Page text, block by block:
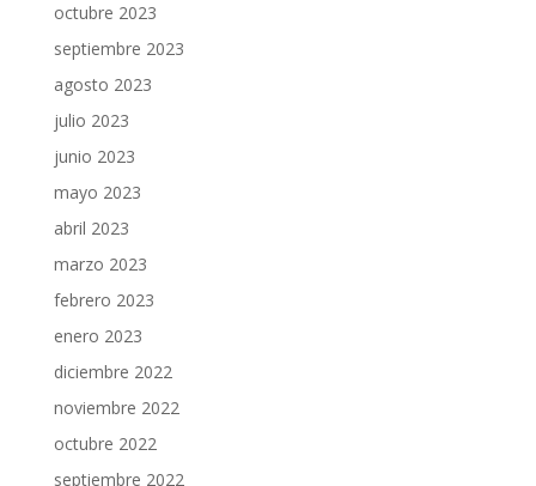
octubre 2023
septiembre 2023
agosto 2023
julio 2023
junio 2023
mayo 2023
abril 2023
marzo 2023
febrero 2023
enero 2023
diciembre 2022
noviembre 2022
octubre 2022
septiembre 2022